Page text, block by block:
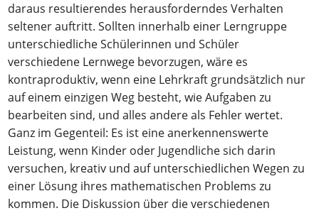
daraus resultierendes herausforderndes Verhalten
seltener auftritt. Sollten innerhalb einer Lerngruppe
unterschiedliche Schülerinnen und Schüler
verschiedene Lernwege bevorzugen, wäre es
kontraproduktiv, wenn eine Lehrkraft grundsätzlich nur
auf einem einzigen Weg besteht, wie Aufgaben zu
bearbeiten sind, und alles andere als Fehler wertet.
Ganz im Gegenteil: Es ist eine anerkennenswerte
Leistung, wenn Kinder oder Jugendliche sich darin
versuchen, kreativ und auf unterschiedlichen Wegen zu
einer Lösung ihres mathematischen Problems zu
kommen. Die Diskussion über die verschiedenen